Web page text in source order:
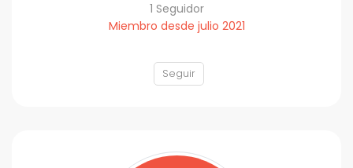
1 Seguidor
Miembro desde julio 2021
Seguir